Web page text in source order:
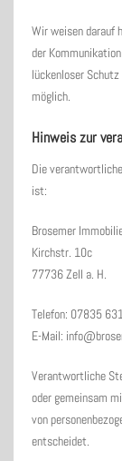
Wir weisen darauf
der
lückenloser
möglich.
Hinweis zur
Die
ist:
Brosemer
Kirchstr. 10c
77736 Zell a. H.
Telefon: 07835
E-Mail:
Verantwortliche
oder gemeinsam
von
entscheidet.